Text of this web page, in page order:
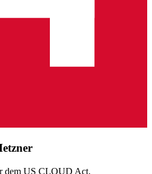
dem US CLOUD Act.